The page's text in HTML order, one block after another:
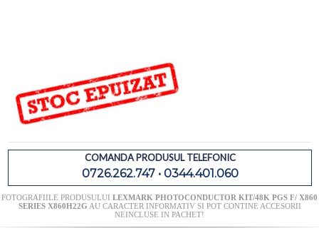
COMANDA PRODUSUL TELEFONIC
0726.262.747 • 0344.401.060
FOTOGRAFIILE PRODUSULUI LEXMARK PHOTOCONDUCTOR KIT/48K PGS F/ X860
SERIES X860H22G AU CARACTER INFORMATIV SI POT CONTINE ACCESORII
NEINCLUSE IN PACHET!